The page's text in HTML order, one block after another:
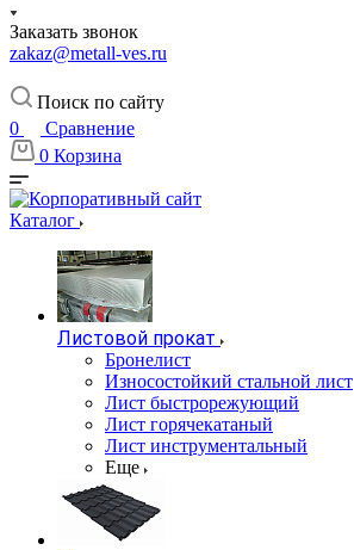
Заказать звонок
zakaz@metall-ves.ru
Поиск по сайту
0
Сравнение
0 Корзина
Каталог
Листовой прокат
Бронелист
Износостойкий стальной лист
Лист быстрорежующий
Лист горячекатаный
Лист инструментальный
Еще